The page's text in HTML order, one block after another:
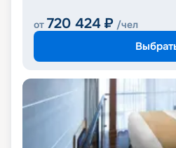
от 720 424 ₽ /чел